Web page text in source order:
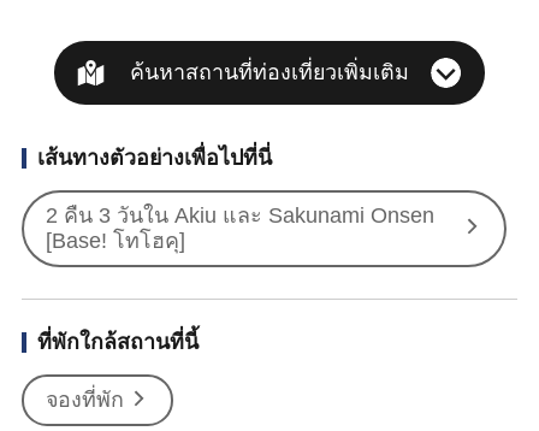
ค้นหาสถานที่ท่องเที่ยวเพิ่มเติม
เส้นทางตัวอย่างเพื่อไปที่นี่
2 คืน 3 วันใน Akiu และ Sakunami Onsen
[Base! โทโฮคุ]
ที่พักใกล้สถานที่นี้
จองที่พัก